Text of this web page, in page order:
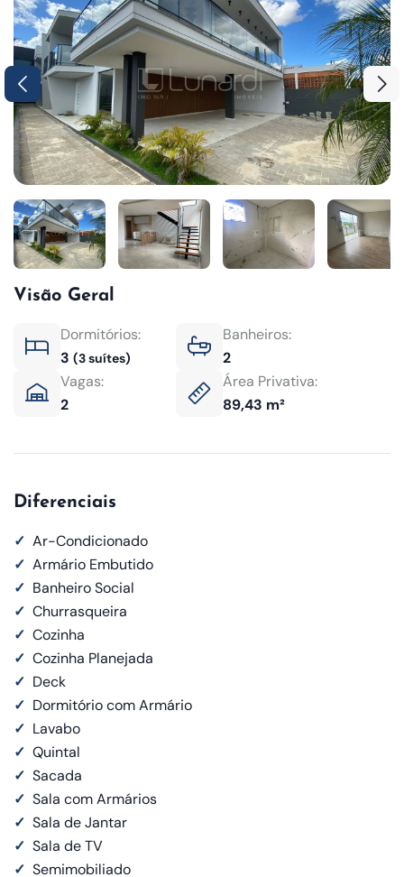
Visão Geral
Dormitórios:
3 (3 suítes)
Banheiros:
2
Vagas:
2
Área Privativa:
89,43 m²
Diferenciais
✓ Ar-Condicionado
✓ Armário Embutido
✓ Banheiro Social
✓ Churrasqueira
✓ Cozinha
✓ Cozinha Planejada
✓ Deck
✓ Dormitório com Armário
✓ Lavabo
✓ Quintal
✓ Sacada
✓ Sala com Armários
✓ Sala de Jantar
✓ Sala de TV
✓ Semimobiliado